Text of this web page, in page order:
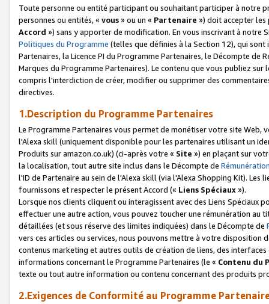
Toute personne ou entité participant ou souhaitant participer à notre
personnes ou entités, « vous» ou un « Partenaire ») doit accepter les
Accord ») sans y apporter de modification. En vous inscrivant à notre
Politiques du Programme (telles que définies à la Section 12), qui
Partenaires, la Licence PI du Programme Partenaires, le Décompte de
Marques du Programme Partenaires). Le contenu que vous publiez
compris l'interdiction de créer, modifier ou supprimer des
directives.
1.Description du Programme Partenaires
Le Programme Partenaires vous permet de monétiser votre site Web,
l'Alexa skill (uniquement disponible pour les partenaires utilisant un
Produits sur amazon.co.uk) (ci-après votre « Site ») en plaçant sur
la localisation, tout autre site inclus dans le Décompte de
l'ID de Partenaire au sein de l'Alexa skill (via l'Alexa Shopping Kit).
fournissons et respecter le présent Accord (« Liens Spéciaux»).
Lorsque nos clients cliquent ou interagissent avec des Liens Spéciaux
effectuer une autre action, vous pouvez toucher une rémunération
détaillées (et sous réserve des limites indiquées) dans le Décompte de
vers ces articles ou services, nous pouvons mettre à votre disposition
contenus marketing et autres outils de création de liens, des
informations concernant le Programme Partenaires (le « Contenu du
texte ou tout autre information ou contenu concernant des produits
2.Exigences de Conformité au Programme